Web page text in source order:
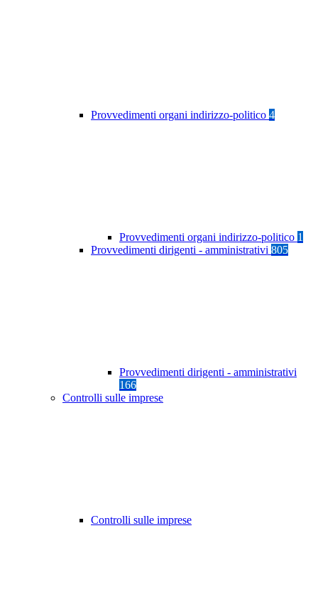
Provvedimenti organi indirizzo-politico 4
Provvedimenti organi indirizzo-politico 1
Provvedimenti dirigenti - amministrativi 805
Provvedimenti dirigenti - amministrativi
166
Controlli sulle imprese
Controlli sulle imprese